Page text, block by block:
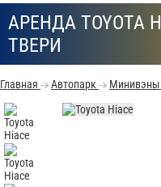
АРЕНДА TOYOTA
ТВЕРИ
Главная Автопарк Минивэны